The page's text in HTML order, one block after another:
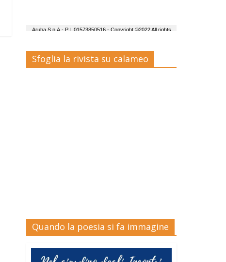
Sfoglia la rivista su calameo
Quando la poesia si fa immagine